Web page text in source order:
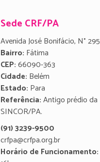
Sede CRF/PA
Avenida José Bonifácio, N° 295
Bairro: Fátima
CEP:66090-363
Cidade: Belém
Estado: Para
Referência:Antigo prédio da
SINCOR/PA.
(91) 3239-9500
crfpa@crfpa.org.br
Horário de Funcionamento: